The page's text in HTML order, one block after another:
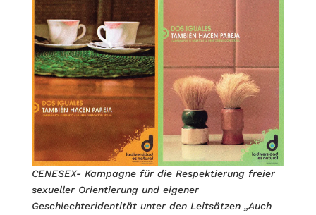
CENESEX- Kampagne für die Respektierung freier
sexueller Orientierung und eigener
Geschlechteridentität unter den Leitsätzen „Auch